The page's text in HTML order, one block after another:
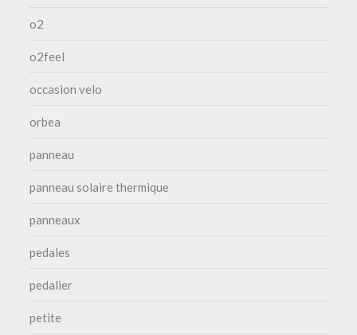
o2
o2feel
occasion velo
orbea
panneau
panneau solaire thermique
panneaux
pedales
pedalier
petite